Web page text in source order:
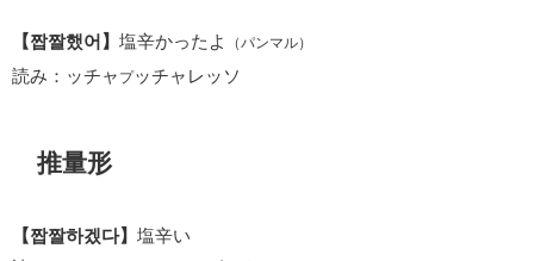
【짭짤했어】 塩辛かったよ （パンマル）
読み：ッチャ プッチャレッソ
推量形
【짭짤하겠다】 塩辛い